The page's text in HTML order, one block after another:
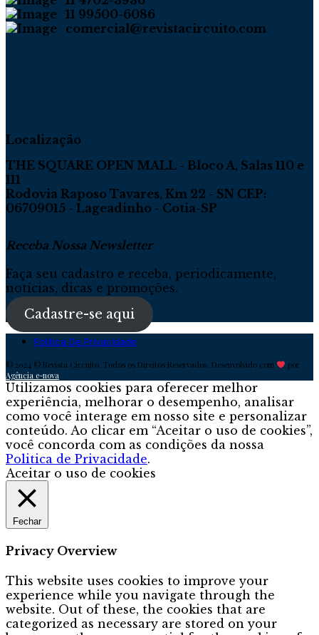
11 99500-6086
comercial@revistacircuito.com
Localização
THE SQUARE OPEN MALL - Bloco A, Salas 110 e
111
Rodovia Raposo Tavares, Km 22 - SN CEP:
06709015 - Lageadinho - Cotia-SP
Receba Nossa Newsletter
Faça seu cadastro e receba, periodicamente,
notícias, dicas e promoções.
Cadastre-se aqui
Política De Privacidade
© 2024 © Revista Circuito. Todos os Direitos Reservados. Desenvolvido com
por
Agência e-nova
Utilizamos cookies para oferecer melhor
experiência, melhorar o desempenho, analisar
como você interage em nosso site e personalizar
conteúdo. Ao clicar em “Aceitar o uso de cookies”,
você concorda com as condições da nossa
Politica de Privacidade.
Aceitar o uso de cookies
Fechar
Privacy Overview
This website uses cookies to improve your
experience while you navigate through the
website. Out of these, the cookies that are
categorized as necessary are stored on your